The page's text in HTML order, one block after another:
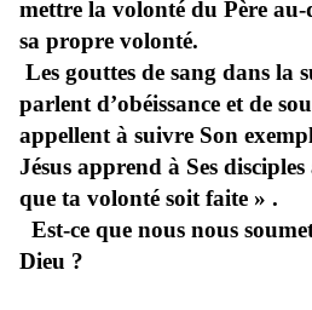
mettre la volonté du Père au-
sa propre volonté.
Les gouttes de sang dans la
parlent d’obéissance et de
appellent à suivre Son
Jésus apprend à Ses
que ta volonté soit faite » .
Est-ce que nous nous
Dieu ?